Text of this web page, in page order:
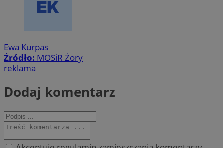
Ewa Kurpas
Źródło: MOSiR Żory
reklama
Dodaj komentarz